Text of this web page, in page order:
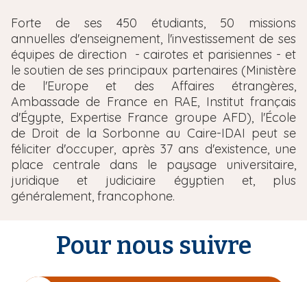
Forte de ses 450 étudiants, 50 missions
annuelles d'enseignement, l'investissement de ses
équipes de direction - cairotes et parisiennes - et
le soutien de ses principaux partenaires (Ministère
de l'Europe et des Affaires étrangères,
Ambassade de France en RAE, Institut français
d'Égypte, Expertise France groupe AFD), l'École
de Droit de la Sorbonne au Caire-IDAI peut se
féliciter d'occuper, après 37 ans d'existence, une
place centrale dans le paysage universitaire,
juridique et judiciaire égyptien et, plus
généralement, francophone.
Pour nous suivre